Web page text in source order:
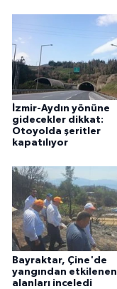
İzmir-Aydın yönüne
gidecekler dikkat:
Otoyolda şeritler
kapatılıyor
Bayraktar, Çine'de
yangından etkilenen
alanları inceledi